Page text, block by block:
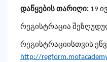
დაწყების თარიღი: 19
რეგისტრაცია
რეგისტრაციისთვის
http://